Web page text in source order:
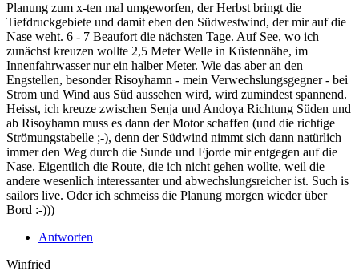
Planung zum x-ten mal umgeworfen, der Herbst bringt die
Tiefdruckgebiete und damit eben den Südwestwind, der mir auf die
Nase weht. 6 - 7 Beaufort die nächsten Tage. Auf See, wo ich
zunächst kreuzen wollte 2,5 Meter Welle in Küstennähe, im
Innenfahrwasser nur ein halber Meter. Wie das aber an den
Engstellen, besonder Risoyhamn - mein Verwechslungsgegner - bei
Strom und Wind aus Süd aussehen wird, wird zumindest spannend.
Heisst, ich kreuze zwischen Senja und Andoya Richtung Süden und
ab Risoyhamn muss es dann der Motor schaffen (und die richtige
Strömungstabelle ;-), denn der Südwind nimmt sich dann natürlich
immer den Weg durch die Sunde und Fjorde mir entgegen auf die
Nase. Eigentlich die Route, die ich nicht gehen wollte, weil die
andere wesenlich interessanter und abwechslungsreicher ist. Such is
sailors live. Oder ich schmeiss die Planung morgen wieder über
Bord :-)))
Antworten
Winfried